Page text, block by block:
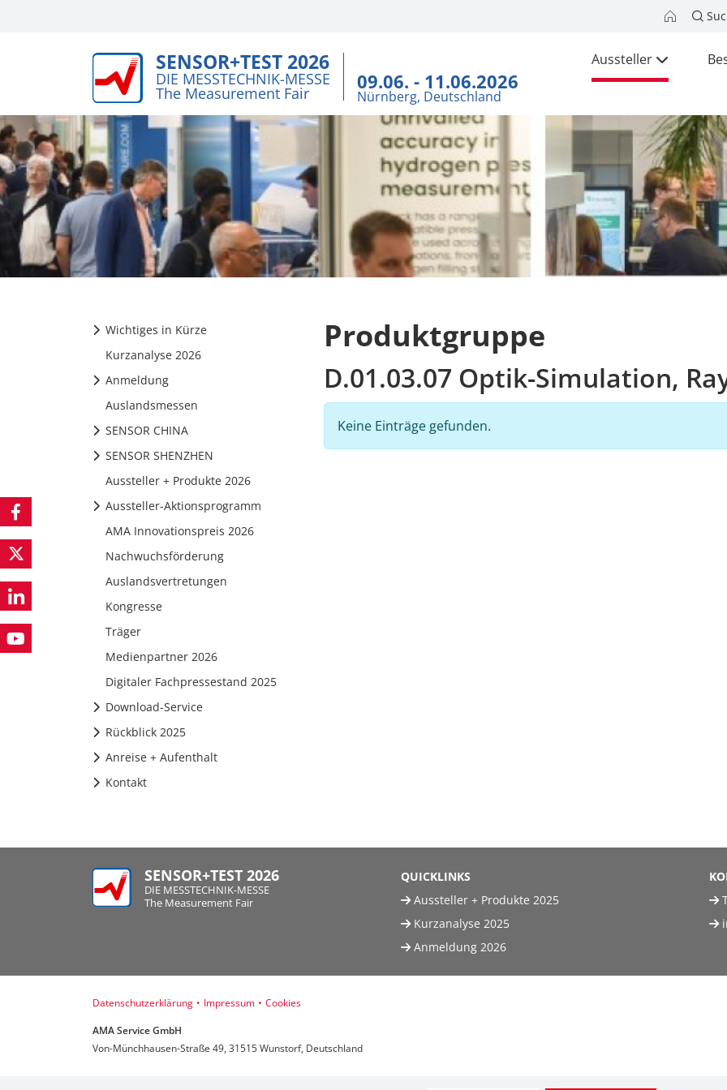
SENSOR+TEST 2026
DIE MESSTECHNIK-MESSE
The Measurement Fair 09.06. - 11.06.2026
Nürnberg, Deutschland
Aussteller
Wichtiges in Kürze
Kurzanalyse 2026
Anmeldung
Auslandsmessen
SENSOR CHINA
SENSOR SHENZHEN
Aussteller + Produkte 2026
Aussteller-Aktionsprogramm
AMA Innovationspreis 2026
Nachwuchsförderung
Auslandsvertretungen
Kongresse
Träger
Medienpartner 2026
Digitaler Fachpressestand 2025
Download-Service
Rückblick 2025
Anreise + Aufenthalt
Kontakt
Produktgruppe
D.01.03.07 Optik-Simulation,
Keine Einträge gefunden.
SENSOR+TEST 2026
DIE MESSTECHNIK-MESSE
The Measurement Fair
QUICKLINKS
Aussteller + Produkte 2025
Kurzanalyse 2025
Anmeldung 2026
Datenschutzerklärung • Impressum • Cookies
AMA Service GmbH
Von-Münchhausen-Straße 49, 31515 Wunstorf, Deutschland